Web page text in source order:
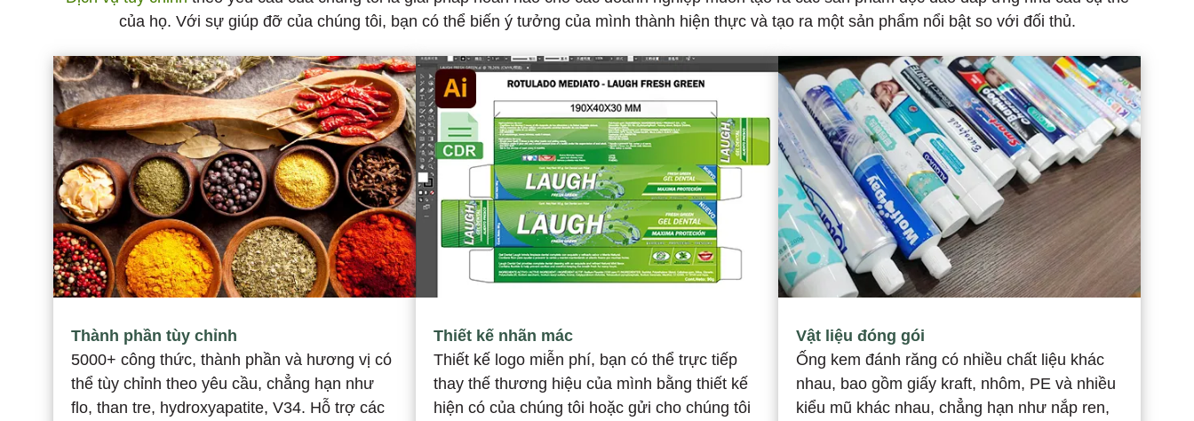
của họ. Với sự giúp đỡ của chúng tôi, bạn có thể biến ý tưởng của mình thành hiện thực và tạo ra một sản phẩm nổi bật so với đối thủ.
Thành phần tùy chỉnh
5000+ công thức, thành phần và hương vị có
thể tùy chỉnh theo yêu cầu, chẳng hạn như
flo, than tre, hydroxyapatite, V34. Hỗ trợ các
Thiết kế nhãn mác
Thiết kế logo miễn phí, bạn có thể trực tiếp
thay thế thương hiệu của mình bằng thiết kế
hiện có của chúng tôi hoặc gửi cho chúng tôi
Vật liệu đóng gói
Ống kem đánh răng có nhiều chất liệu khác
nhau, bao gồm giấy kraft, nhôm, PE và nhiều
kiểu mũ khác nhau, chẳng hạn như nắp ren,